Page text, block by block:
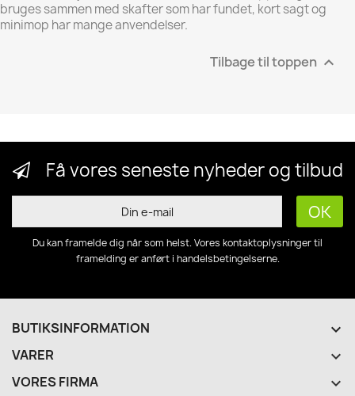
bruges sammen med skafter som har fundet, kort sagt og
minimop har mange anvendelser.
Tilbage til toppen 
Få vores seneste nyheder og tilbud
Du kan framelde dig når som helst. Vores kontaktoplysninger til
framelding er anført i handelsbetingelserne.
BUTIKSINFORMATION keyboard_arrow_down
VARER 
VORES FIRMA 